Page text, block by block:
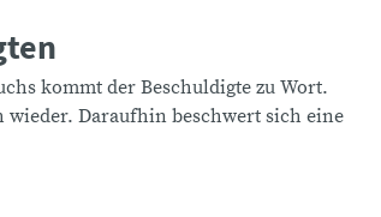
kommt der Beschuldigte zu Wort.
wieder. Daraufhin beschwert sich eine